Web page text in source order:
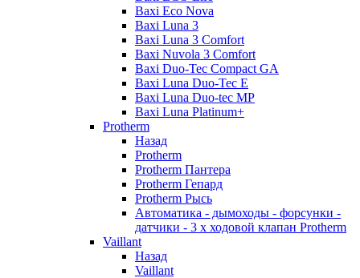
Baxi Eco Nova
Baxi Luna 3
Baxi Luna 3 Comfort
Baxi Nuvola 3 Comfort
Baxi Duo-Tec Compact GA
Baxi Luna Duo-Tec E
Baxi Luna Duo-tec MP
Baxi Luna Platinum+
Protherm
Назад
Protherm
Protherm Пантера
Protherm Гепард
Protherm Рысь
Автоматика - дымоходы - форсунки -
датчики - 3 х ходовой клапан Protherm
Vaillant
Назад
Vaillant